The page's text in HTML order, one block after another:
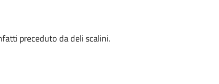
preceduto da deli scalini.